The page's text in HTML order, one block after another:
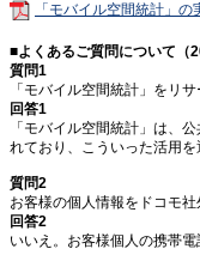
「モバイル空間統計」の
■よくあるご質問について（
質問1
「モバイル空間統計」をリ
回答1
「モバイル空間統計」は、
れており、こういった活用
質問2
お客様の個人情報をドコモ
回答2
いいえ。お客様個人の携帯